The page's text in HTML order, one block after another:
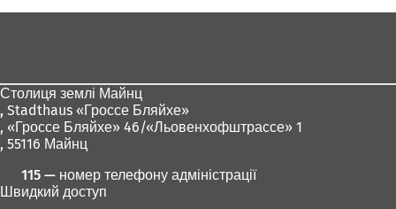
Столиця землі Майнц
, Stadthaus «Гроссе Бляйхе»
, «Гроссе Бляйхе» 46/«Льовенхофштрассе» 1
, 55116 Майнц
115 — номер телефону адміністрації
Швидкий доступ